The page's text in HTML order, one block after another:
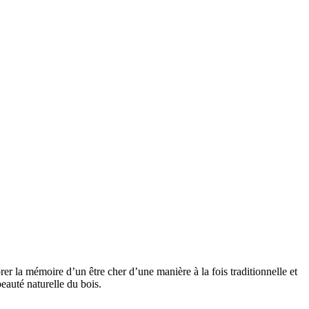
la mémoire d’un être cher d’une manière à la fois traditionnelle et
naturelle du bois.